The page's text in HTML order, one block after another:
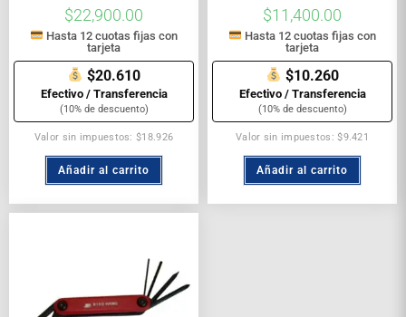
$22,900.00
Hasta 12 cuotas fijas con
tarjeta
$20.610
Efectivo / Transferencia
(10% de descuento)
Valor sin impuestos: $18.926
Añadir al carrito
$11,400.00
Hasta 12 cuotas fijas con
tarjeta
$10.260
Efectivo / Transferencia
(10% de descuento)
Valor sin impuestos: $9.421
Añadir al carrito